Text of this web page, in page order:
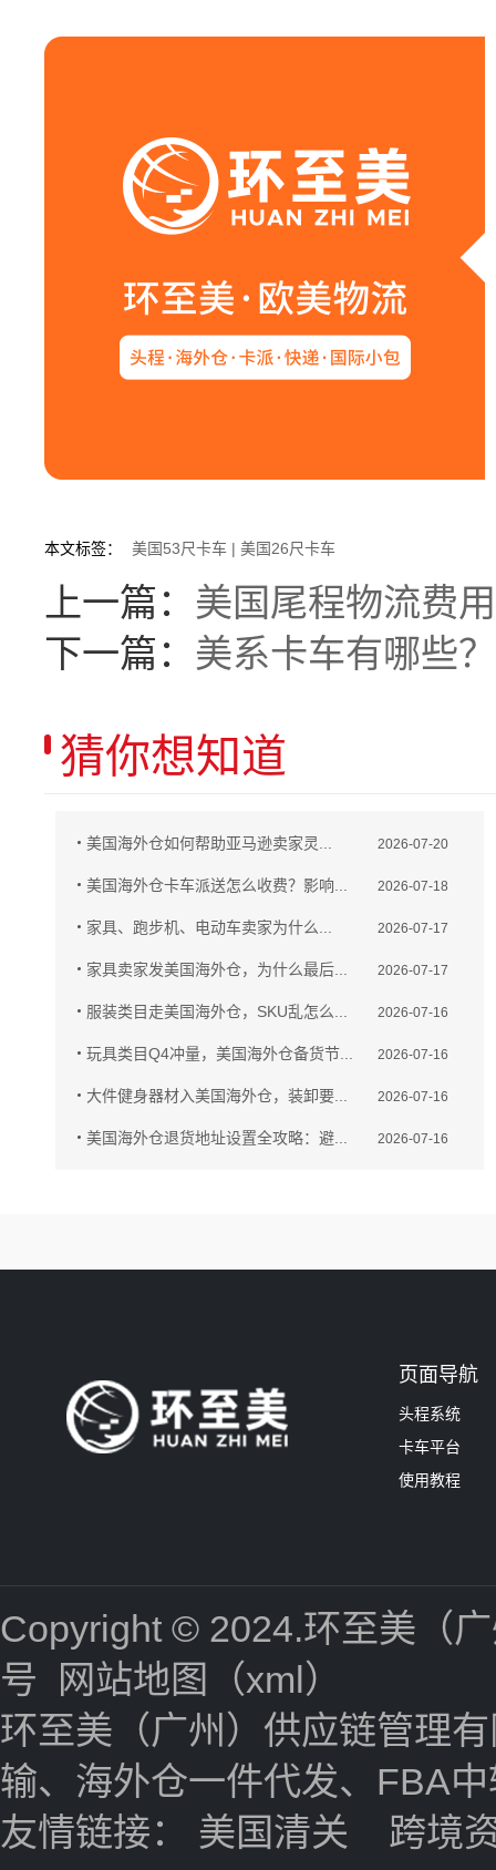
本文标签： 美国53尺卡车 | 美国26尺卡车
上一篇： 美国尾程物流费
下一篇： 美系卡车有哪些
猜你想知道
美国海外仓如何帮助亚马逊卖家灵... 2026-07-20
美国海外仓卡车派送怎么收费？影响... 2026-07-18
家具、跑步机、电动车卖家为什么... 2026-07-17
家具卖家发美国海外仓，为什么最后... 2026-07-17
服装类目走美国海外仓，SKU乱怎么... 2026-07-16
玩具类目Q4冲量，美国海外仓备货节... 2026-07-16
大件健身器材入美国海外仓，装卸要... 2026-07-16
美国海外仓退货地址设置全攻略：避... 2026-07-16
页面导航
头程系统
卡车平台
使用教程
Copyright © 2024.环至美（
号
网站地图（xml）
环至美（广州）供应链管理
输、海外仓一件代发、FBA
友情链接： 美国清关 跨境